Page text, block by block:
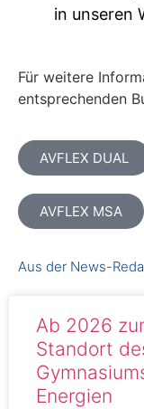
in unseren
Für weitere
entsprechenden
AVFLEX DUAL
AVFLEX MSA
Aus der News-
Ab 2026
Standort
Energien